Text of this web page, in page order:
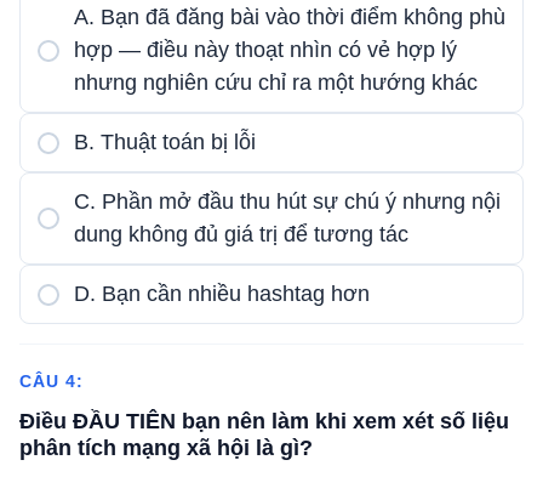
A. Bạn đã đăng bài vào thời điểm không phù
hợp — điều này thoạt nhìn có vẻ hợp lý
nhưng nghiên cứu chỉ ra một hướng khác
B. Thuật toán bị lỗi
C. Phần mở đầu thu hút sự chú ý nhưng nội
dung không đủ giá trị để tương tác
D. Bạn cần nhiều hashtag hơn
CÂU 4:
Điều ĐẦU TIÊN bạn nên làm khi xem xét số liệu
phân tích mạng xã hội là gì?